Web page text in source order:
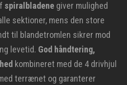
spiralbladene giver mulighed
sektioner, mens den store
til blandetromlen sikrer mod
levetid. God håndtering,
kombineret med de 4 drivhjul
terrænet og garanterer